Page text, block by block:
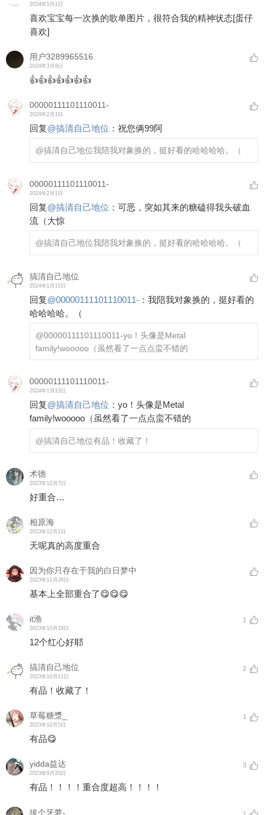
2024年5月1日
喜欢宝宝每一次换的歌单图片，很符合我的精神状态[蛋仔
喜欢]
用户3289965516
2024年3月9日
👍👍👍👍👍👍👍
00000111101110011-
2024年2月1日
回复@搞清自己地位 ： 祝您俩99阿
@搞清自己地位我陪我对象换的，挺好看的哈哈哈哈。（
00000111101110011-
2024年2月1日
回复@搞清自己地位 ： 可恶，突如其来的糖磕得我头破血
流（大惊
@搞清自己地位我陪我对象换的，挺好看的哈哈哈哈。（
搞清自己地位
2024年1月15日
回复@00000111101110011- ： 我陪我对象换的，挺好看的
哈哈哈哈。（
@00000111101110011-yo！头像是Metal
family!wooooo（虽然看了一点点蛮不错的
00000111101110011-
2024年1月13日
回复@搞清自己地位 ： yo！头像是Metal
family!wooooo（虽然看了一点点蛮不错的
@搞清自己地位有品！收藏了！
术德
2023年12月7日
好重合…
相原海
2023年12月1日
天呢真的高度重合
因为你只存在于我的白日梦中
2023年11月26日
基本上全部重合了😋😋😋
it渔
2023年10月19日
1
12个红心好耶
搞清自己地位
2023年10月11日
2
有品！收藏了！
草莓糖漿_
2023年10月5日
1
有品😋
yidda益达
2023年9月20日
3
有品！！！！重合度超高！！！！
拔个牙萝-